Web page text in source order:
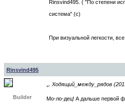
Rinsvind495. ( "По степени
система" (с)
При визуальной легкости,
Rinsvind495
Builder
↵ Ходящий_между_рядов
Мо-ло-дец! А дальше первой